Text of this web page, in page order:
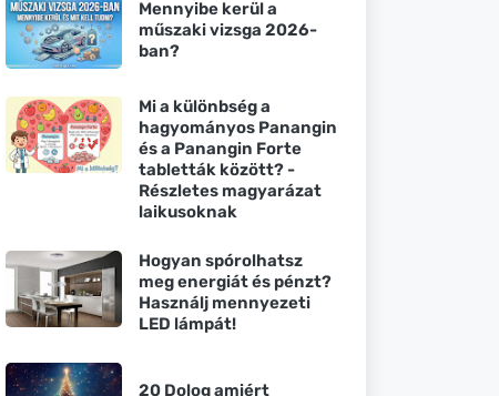
Mennyibe kerül a
műszaki vizsga 2026-
ban?
Mi a különbség a
hagyományos Panangin
és a Panangin Forte
tabletták között? -
Részletes magyarázat
laikusoknak
Hogyan spórolhatsz
meg energiát és pénzt?
Használj mennyezeti
LED lámpát!
20 Dolog amiért